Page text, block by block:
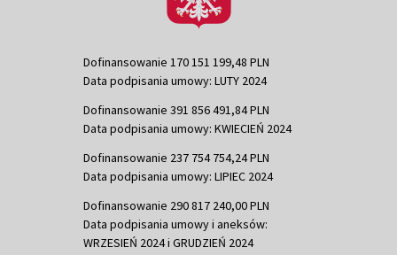
Dofinansowanie 170 151 199,48 PLN
Data podpisania umowy: LUTY 2024
Dofinansowanie 391 856 491,84 PLN
Data podpisania umowy: KWIECIEŃ 2024
Dofinansowanie 237 754 754,24 PLN
Data podpisania umowy: LIPIEC 2024
Dofinansowanie 290 817 240,00 PLN
Data podpisania umowy i aneksów:
WRZESIEŃ 2024 i GRUDZIEŃ 2024